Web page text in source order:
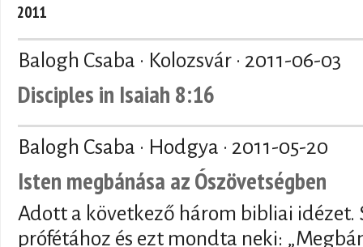
2011
Balogh Csaba · Kolozsvár · 2011-06-03
Disciples in Isaiah 8:16
Balogh Csaba · Hodgya · 2011-05-20
Isten megbánása az Ószövetségben
Adott a következő három bibliai idézet.
prófétához és ezt mondta neki: